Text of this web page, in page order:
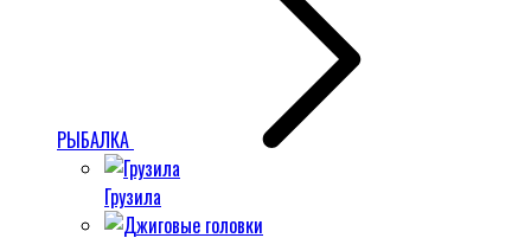
РЫБАЛКА
Грузила